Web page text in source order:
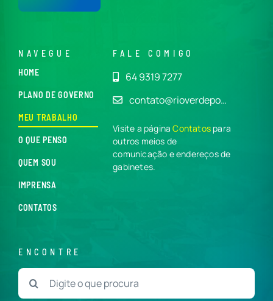
NAVEGUE
HOME
PLANO DE GOVERNO
MEU TRABALHO
O QUE PENSO
QUEM SOU
IMPRENSA
CONTATOS
FALE COMIGO
64 9319 7277
contato@rioverdepo…
Visite a páginaContatos para
outros meios de
comunicação e endereços de
gabinetes.
ENCONTRE
Buscar
resultados